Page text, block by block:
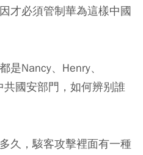
才必須管制華為這樣中國
是Nancy、Henry、
國安部門，如何辨别誰
久，駭客攻擊裡面有一種